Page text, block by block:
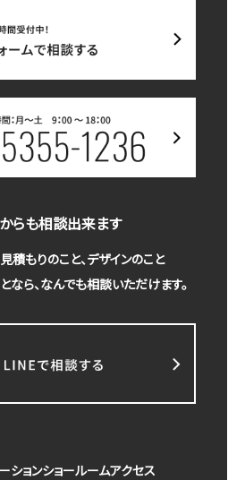
らも相談出来ます
積もりのこと、デザインのこと
なら、なんでも相談いただけます。
ョンショールームアクセス